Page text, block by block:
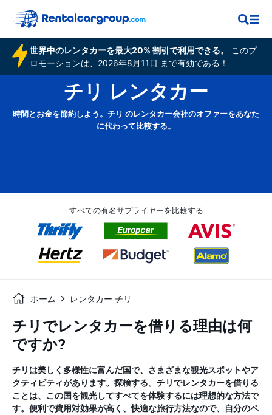
世界中のレンタカーを最大20% 割引で利用できる。
このプ
ロモーションは、2026年8月11日 まで有効である！
チリ レンタカー
時間とお金を節約しよう。チリ のレンタカー会社のオファーをあなた
に代わって比較する。
すべての有名サプライヤーを比較する
ホーム レンタカー チリ
チリでレンタカーを借りる理由は何
ですか?
チリは美しく多様性に富んだ国で、さまざまな観光スポットやア
クティビティがあります。探検する。チリでレンタカーを借りる
ことは、この国を観光してすべてを体験するには理想的な方法で
す。便利で費用対効果が高く、快適な旅行方法なので、自分のペ